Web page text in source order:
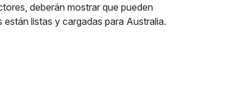
deberán mostrar que pueden
listas y cargadas para Australia.